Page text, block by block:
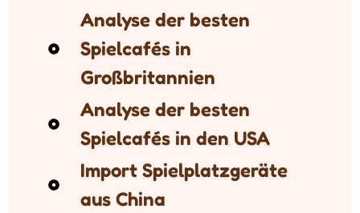
Analyse der besten
Spielcafés in
Großbritannien
Analyse der besten
Spielcafés in den USA
Import Spielplatzgeräte
aus China